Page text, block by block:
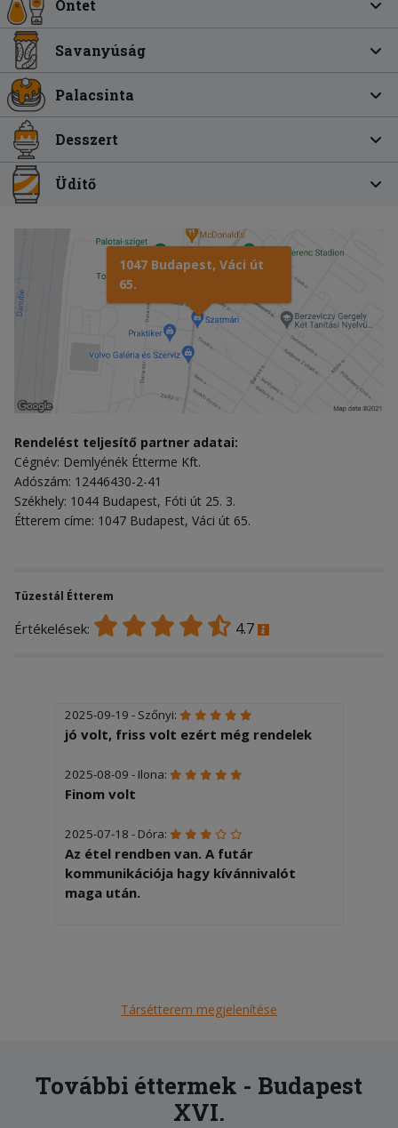
Öntet
Savanyúság
Palacsinta
Desszert
Üdítő
1047 Budapest, Váci út
65.
Rendelést teljesítő partner adatai:
Cégnév: Demlyénék Étterme Kft.
Adószám: 12446430-2-41
Székhely: 1044 Budapest, Fóti út 25. 3.
Étterem címe: 1047 Budapest, Váci út 65.
Tüzestál Étterem
Értékelések: 4.7
2025-09-19 - Szőnyi:
jó volt, friss volt ezért még rendelek
2025-08-09 - Ilona:
Finom volt
2025-07-18 - Dóra:
Az étel rendben van. A futár
kommunikációja hagy kívánnivalót
maga után.
Társétterem megjelenítése
További éttermek - Budapest
XVI.